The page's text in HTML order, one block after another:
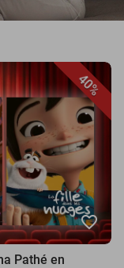
40%
favorite_border
Pathé en